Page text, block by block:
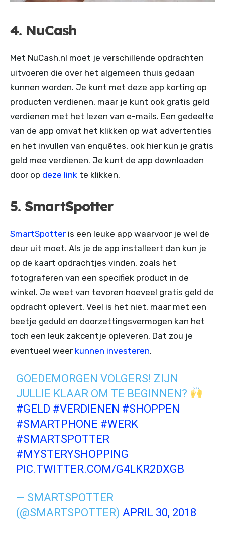
4. NuCash
Met NuCash.nl moet je verschillende opdrachten
uitvoeren die over het algemeen thuis gedaan
kunnen worden. Je kunt met deze app korting op
producten verdienen, maar je kunt ook gratis geld
verdienen met het lezen van e-mails. Een gedeelte
van de app omvat het klikken op wat advertenties
en het invullen van enquêtes, ook hier kun je gratis
geld mee verdienen. Je kunt de app downloaden
door op deze link te klikken.
5. SmartSpotter
SmartSpotter is een leuke app waarvoor je wel de
deur uit moet. Als je de app installeert dan kun je
op de kaart opdrachtjes vinden, zoals het
fotograferen van een specifiek product in de
winkel. Je weet van tevoren hoeveel gratis geld de
opdracht oplevert. Veel is het niet, maar met een
beetje geduld en doorzettingsvermogen kan het
toch een leuk zakcentje opleveren. Dat zou je
eventueel weer kunnen investeren.
GOEDEMORGEN VOLGERS! ZIJN
JULLIE KLAAR OM TE BEGINNEN?
#GELD #VERDIENEN #SHOPPEN
#SMARTPHONE #WERK
#SMARTSPOTTER
#MYSTERYSHOPPING
PIC.TWITTER.COM/G4LKR2DXGB
— SMARTSPOTTER
(@SMARTSPOTTER) APRIL 30, 2018